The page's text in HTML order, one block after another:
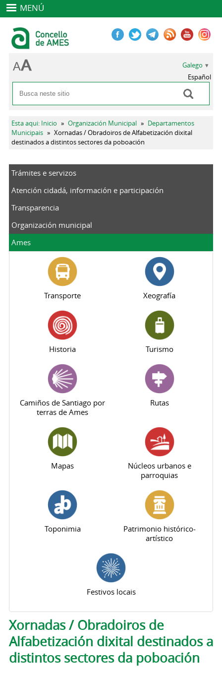
MENÚ
Formulario de busca
Buscar
Galego
Español
Vostede está aquí
Esta aqui: Inicio » Organización Municipal » Departamentos
Municipais » Xornadas / Obradoiros de Alfabetización dixital
destinados a distintos sectores da poboación
Trámites e servizos
Atención cidadá, información e participación
Transparencia
Organización municipal
Ames
Transporte Xeografía
Historia Turismo
Camiños de Santiago por
terras de Ames
Rutas
Mapas
Núcleos urbanos e
parroquias
Toponimia
Patrimonio histórico-
artístico
Festivos locais
Pestanas principais
Xornadas / Obradoiros de
Alfabetización dixital destinados a
distintos sectores da poboación